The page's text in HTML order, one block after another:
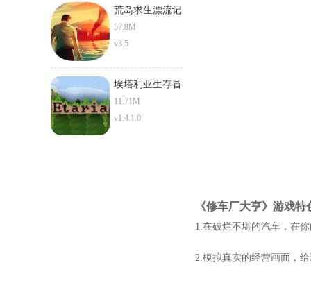
荒岛求生漂流记
57.8M
v3.5
埃塔利亚生存冒
险
11.71M
v1.4.1.0
《修车厂大亨》游戏特
1.在破烂不堪的汽车，在
2.模拟真实的经营画面，